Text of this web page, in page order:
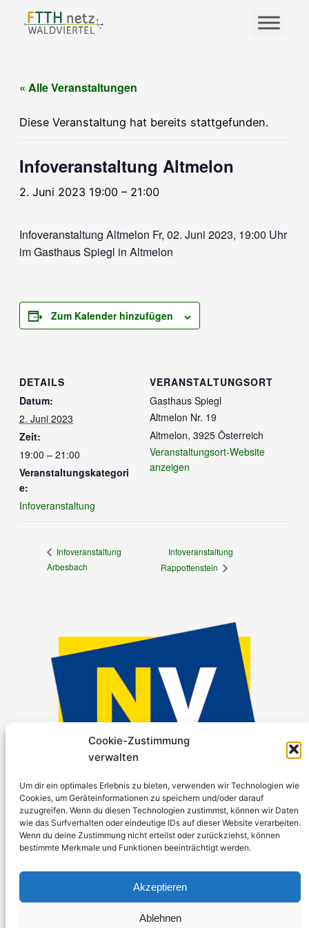
Cookie-Zustimmung
verwalten
Um dir ein optimales Erlebnis zu bieten, verwenden wir Technologien wie
Cookies, um Geräteinformationen zu speichern und/oder darauf
zuzugreifen. Wenn du diesen Technologien zustimmst, können wir Daten
wie das Surfverhalten oder eindeutige IDs auf dieser Website verarbeiten.
Wenn du deine Zustimmung nicht erteilst oder zurückziehst, können
bestimmte Merkmale und Funktionen beeinträchtigt werden.
Akzeptieren
Ablehnen
« Alle Veranstaltungen
Diese Veranstaltung hat bereits stattgefunden.
Infoveranstaltung Altmelon
2. Juni 2023 19:00 – 21:00
Infoveranstaltung Altmelon Fr, 02. Juni 2023, 19:00 Uhr
im Gasthaus Spiegl in Altmelon
Zum Kalender hinzufügen
DETAILS
Datum:
2. Juni 2023
Zeit:
19:00 – 21:00
Veranstaltungskategori
e:
Infoveranstaltung
VERANSTALTUNGSORT
Gasthaus Spiegl
Altmelon Nr. 19
Altmelon, 3925 Österreich
Veranstaltungsort-Website
anzeigen
Infoveranstaltung
Arbesbach
Infoveranstaltung
Rappottenstein
Projektunterstützung: Niederösterreichische
Versicherung AG